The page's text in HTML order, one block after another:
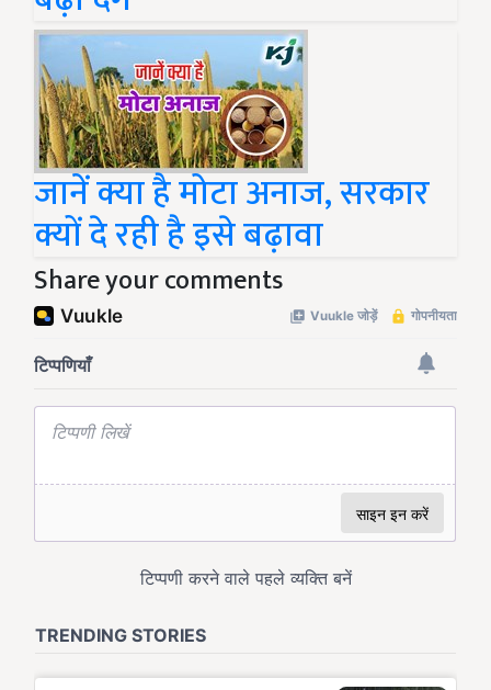
जानें क्या है मोटा अनाज, सरकार
क्यों दे रही है इसे बढ़ावा
Share your comments